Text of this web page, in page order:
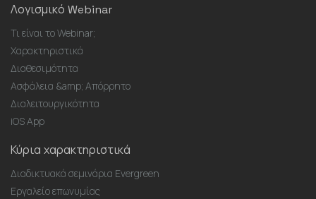
Λογισμικό Webinar
Τι είναι το Webinar;
Χαρακτηριστικά
Διαθεσιμότητα
Ασφάλεια &amp; Απόρρητο
Διαλειτουργικότητα
iOS App
Κύρια χαρακτηριστικά
Διαδικτυακά σεμινάρια Evergreen
Εργαλείο επωνυμίας